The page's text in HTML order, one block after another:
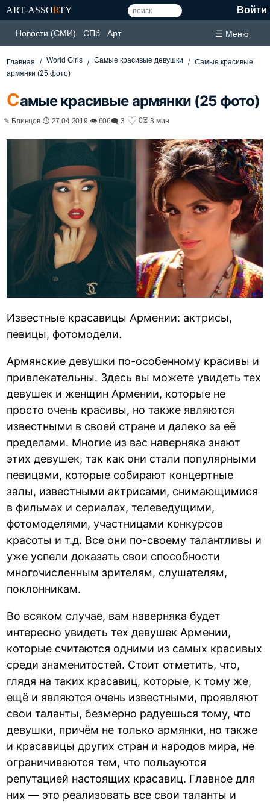
ART-ASSORTY Войти
Новости (СМИ) СПб Арт ☰ Меню
Главная World Girls Самые красивые девушки
Самые красивые
армянки (25 фото)
Самые красивые армянки (25 фото)
✎ Блинцов ⏱ 27.04.2019 👁 606🗨 3 ♡ 0⏳ 3 мин
Известные красавицы Армении: актрисы,
певицы, фотомодели.
Армянские девушки по-особенному красивы и
привлекательны. Здесь вы можете увидеть тех
девушек и женщин Армении, которые не
просто очень красивы, но также являются
известными в своей стране и далеко за её
пределами. Многие из вас наверняка знают
этих девушек, так как они стали популярными
певицами, которые собирают концертные
залы, известными актрисами, снимающимися
в фильмах и сериалах, телеведущими,
фотомоделями, участницами конкурсов
красоты и т.д. Все они по-своему талантливы и
уже успели доказать свои способности
многочисленным зрителям, слушателям,
поклонникам.
Во всяком случае, вам наверняка будет
интересно увидеть тех девушек Армении,
которые считаются одними из самых красивых
среди знаменитостей. Стоит отметить, что,
глядя на таких красавиц, которые, к тому же,
ещё и являются очень известными, проявляют
свои таланты, безмерно радуешься тому, что
девушки, причём не только армянки, но также
и красавицы других стран и народов мира, не
ограничиваются тем, что пользуются
репутацией настоящих красавиц. Главное для
них — это реализовать все свои таланты и